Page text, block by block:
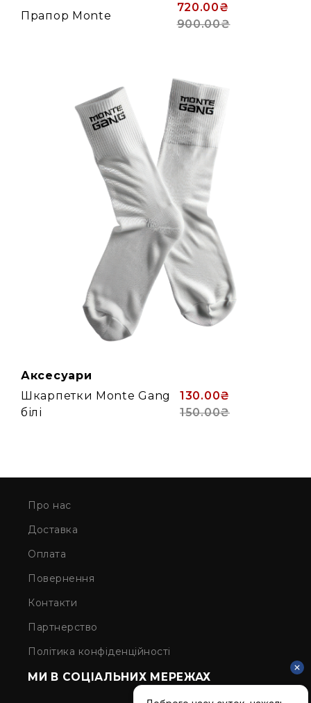
Прапор Monte
720.00₴
900.00₴
Аксесуари
Шкарпетки Monte Gang
білі
130.00₴
150.00₴
Про нас
Доставка
Оплата
Повернення
Контакти
Партнерство
Політика конфіденційності
МИ В СОЦІАЛЬНИХ МЕРЕЖАХ